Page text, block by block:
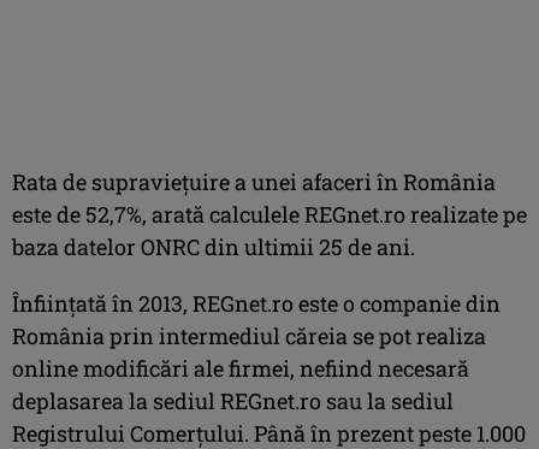
Rata de supravieţuire a unei afaceri în România
este de 52,7%, arată calculele REGnet.ro realizate pe
baza datelor ONRC din ultimii 25 de ani.
Înfiinţată în 2013, REGnet.ro este o companie din
România prin intermediul căreia se pot realiza
online modificări ale firmei, nefiind necesară
deplasarea la sediul REGnet.ro sau la sediul
Registrului Comerţului. Până în prezent peste 1.000